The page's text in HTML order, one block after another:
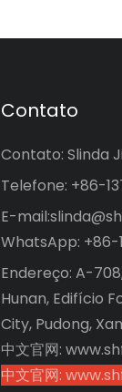
Contato
Contato: Slinda Ji
Telefone: +86-
E-mail:
WhatsApp: +86-
Endereço: A-
Hunan, Edifício
City, Pudong,
中文官网:
中文官网: